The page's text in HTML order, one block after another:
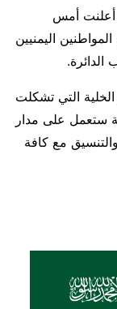
أعلنت أمس
اليمنيين
الدائرة.
التي تشكلت
ستعمل على مدار
مع كافة